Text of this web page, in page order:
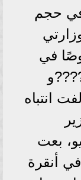
في حجم
في
انتباه
بعت
أنقرة